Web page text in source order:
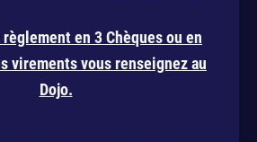
en 3 Chèques ou en
virements vous renseignez au
Dojo.